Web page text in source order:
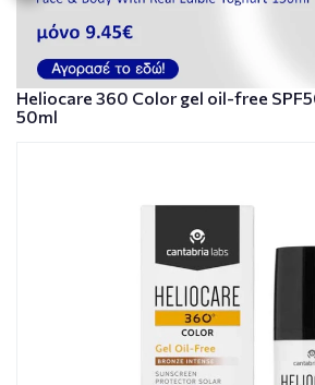
Heliocare 360 Color gel oil-free
50ml